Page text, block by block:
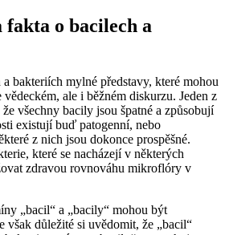
o bacilech a
bakteriích mylné představy, které mohou
ale i běžném diskurzu. Jeden z
všechny bacily jsou špatné a způsobují
existují buď patogenní, nebo
z nich jsou dokonce prospěšné.
které se nacházejí v některých
zdravou rovnováhu mikroflóry v
„bacil“ a „bacily“ mohou být
však důležité si uvědomit, že „bacil“